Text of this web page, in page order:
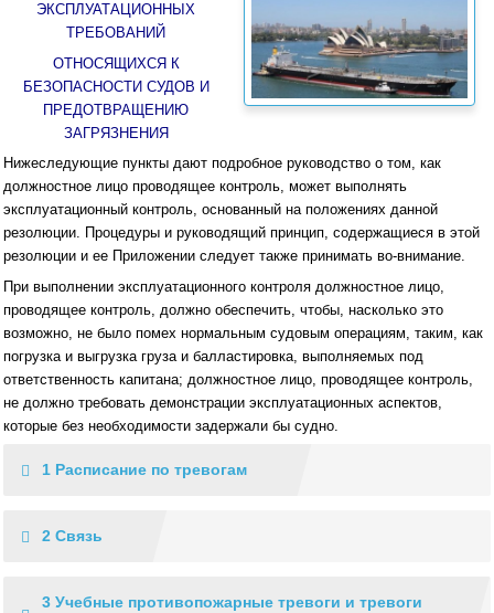
ЭКСПЛУАТАЦИОННЫХ
ТРЕБОВАНИЙ
ОТНОСЯЩИХСЯ К
БЕЗОПАСНОСТИ СУДОВ И
ПРЕДОТВРАЩЕНИЮ
ЗАГРЯЗНЕНИЯ
Нижеследующие пункты дают подробное руководство о том, как
должностное лицо проводящее контроль, может выполнять
эксплуатационный контроль, основанный на положениях данной
резолюции. Процедуры и руководящий принцип, содержа­щиеся в этой
резолюции и ее Приложении следует также принимать во-внимание.
При выполнении эксплуатационного контроля должностное лицо,
проводящее контроль, должно обеспечить, чтобы, насколько это
возможно, не было помех нор­мальным судовым операциям, таким, как
погрузка и выгрузка груза и балластировка, выполняемых под
ответственность капитана; должностное лицо, проводящее конт­роль,
не должно требовать демонстрации эксплуатационных аспектов,
которые без необходимости задержали бы судно.
1 Расписание по тревогам
2 Связь
3 Учебные противопожарные тревоги и тревоги